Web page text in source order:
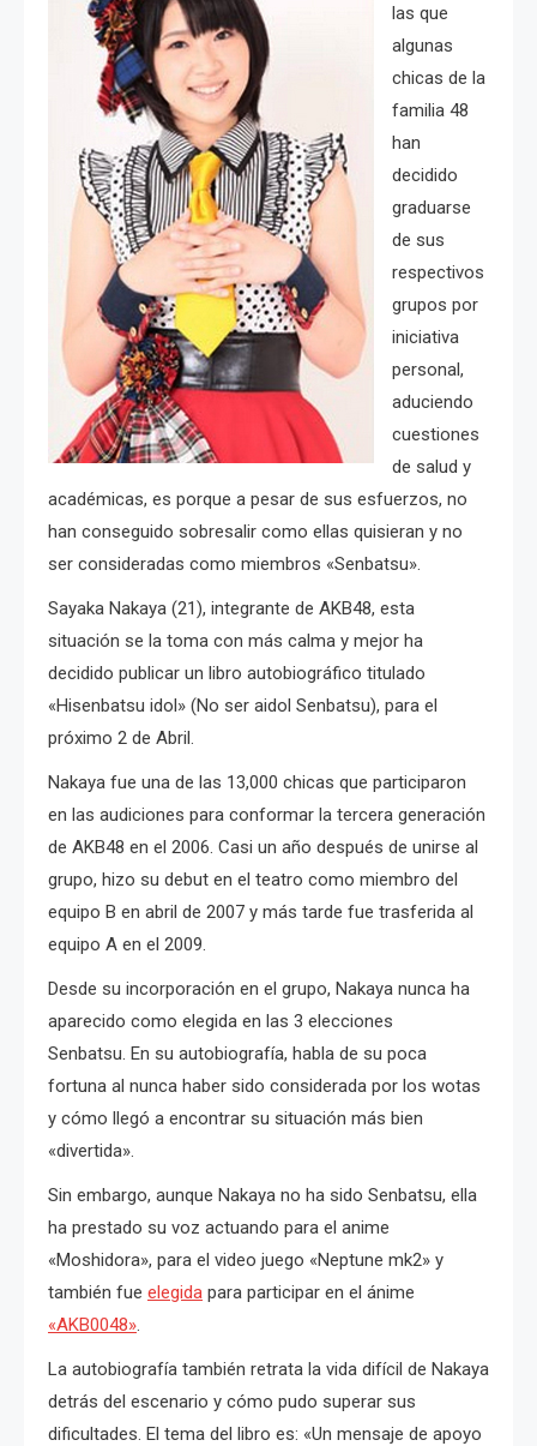
las que
algunas
chicas de la
familia 48
han
decidido
graduarse
de sus
respectivos
grupos por
iniciativa
personal,
aduciendo
cuestiones
de salud y
académicas, es porque a pesar de sus esfuerzos, no
han conseguido sobresalir como ellas quisieran y no
ser consideradas como miembros «Senbatsu».
Sayaka Nakaya (21), integrante de AKB48, esta
situación se la toma con más calma y mejor ha
decidido publicar un libro autobiográfico titulado
«Hisenbatsu idol» (No ser aidol Senbatsu), para el
próximo 2 de Abril.
Nakaya fue una de las 13,000 chicas que participaron
en las audiciones para conformar la tercera generación
de AKB48 en el 2006. Casi un año después de unirse al
grupo, hizo su debut en el teatro como miembro del
equipo B en abril de 2007 y más tarde fue trasferida al
equipo A en el 2009.
Desde su incorporación en el grupo, Nakaya nunca ha
aparecido como elegida en las 3 elecciones
Senbatsu. En su autobiografía, habla de su poca
fortuna al nunca haber sido considerada por los wotas
y cómo llegó a encontrar su situación más bien
«divertida».
Sin embargo, aunque Nakaya no ha sido Senbatsu, ella
ha prestado su voz actuando para el anime
«Moshidora», para el video juego «Neptune mk2» y
también fue elegida para participar en el ánime
«AKB0048».
La autobiografía también retrata la vida difícil de Nakaya
detrás del escenario y cómo pudo superar sus
dificultades. El tema del libro es: «Un mensaje de apoyo